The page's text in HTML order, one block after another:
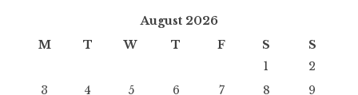
August 2026
M
T W T F S
S
1
2
3
4 5 6 7 8 9